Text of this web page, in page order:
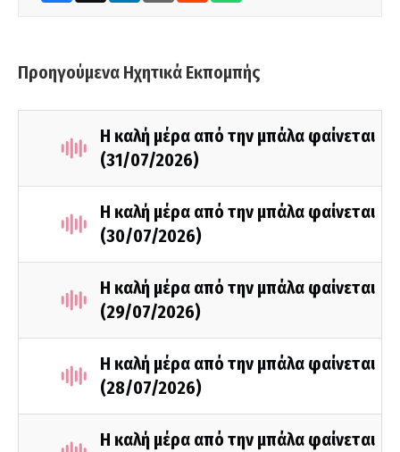
Προηγούμενα Ηχητικά Εκπομπής
Η καλή μέρα από την μπάλα φαίνεται
(31/07/2026)
Η καλή μέρα από την μπάλα φαίνεται
(30/07/2026)
Η καλή μέρα από την μπάλα φαίνεται
(29/07/2026)
Η καλή μέρα από την μπάλα φαίνεται
(28/07/2026)
Η καλή μέρα από την μπάλα φαίνεται